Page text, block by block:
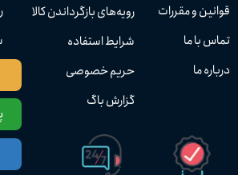
رویه‌های بازگرداندن کالا
شرایط استفاده
حریم خصوصی
گزارش باگ
قوانین و مقررات
تماس با ما
درباره ما